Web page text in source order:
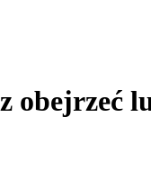
obejrzeć